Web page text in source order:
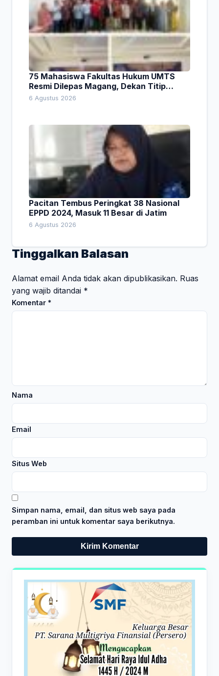
75 Mahasiswa Fakultas Hukum UMTS
Resmi Dilepas Magang, Dekan Titip
Empat Pesan Penting
6 Agustus 2026
Pacitan Tembus Peringkat 38 Nasional
EPPD 2024, Masuk 11 Besar di Jatim
6 Agustus 2026
Tinggalkan Balasan
Alamat email Anda tidak akan dipublikasikan. Ruas
yang wajib ditandai *
Komentar *
Nama
Email
Situs Web
Simpan nama, email, dan situs web saya pada
peramban ini untuk komentar saya berikutnya.